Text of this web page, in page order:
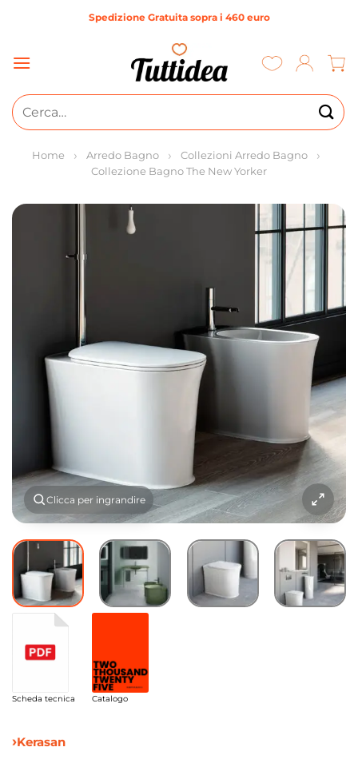
Spedizione Gratuita sopra i 460 euro
Cerca:
Home Arredo Bagno
Collezioni Arredo Bagno
Collezione Bagno The New Yorker
Clicca per ingrandire
Scheda tecnica Catalogo
Kerasan